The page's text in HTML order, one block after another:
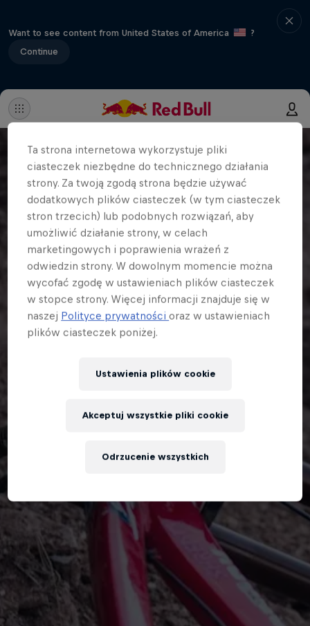
Want to see content from United States of America
?
Continue
Ta strona internetowa wykorzystuje pliki
ciasteczek niezbędne do technicznego działania
strony. Za twoją zgodą strona będzie używać
dodatkowych plików ciasteczek (w tym ciasteczek
stron trzecich) lub podobnych rozwiązań, aby
umożliwić działanie strony, w celach
marketingowych i poprawienia wrażeń z
odwiedzin strony. W dowolnym momencie można
wycofać zgodę w ustawieniach plików ciasteczek
w stopce strony. Więcej informacji znajduje się w
naszej Polityce prywatnościoraz w ustawieniach
plików ciasteczek poniżej.
Ustawienia plików cookie
Odrzucenie wszystkich
Akceptuj wszystkie pliki cookie